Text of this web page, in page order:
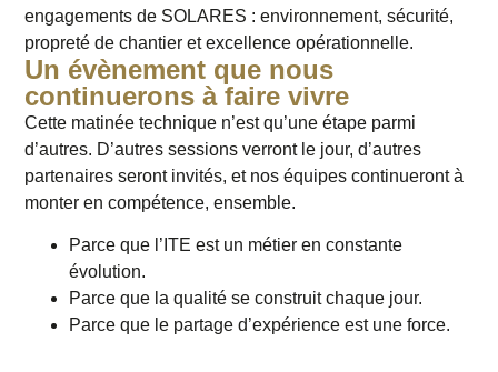
engagements de SOLARES : environnement, sécurité,
propreté de chantier et excellence opérationnelle.
Un évènement que nous
continuerons à faire vivre
Cette matinée technique n’est qu’une étape parmi
d’autres. D’autres sessions verront le jour, d’autres
partenaires seront invités, et nos équipes continueront à
monter en compétence, ensemble.
Parce que l’ITE est un métier en constante
évolution.
Parce que la qualité se construit chaque jour.
Parce que le partage d’expérience est une force.